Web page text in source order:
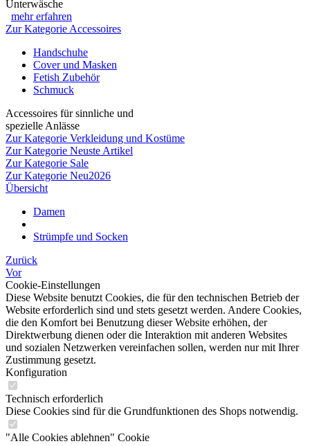
Unterwäsche
mehr erfahren
Zur Kategorie Accessoires
Handschuhe
Cover und Masken
Fetish Zubehör
Schmuck
Accessoires für sinnliche und
spezielle Anlässe
Zur Kategorie Verkleidung und Kostüme
Zur Kategorie Neuste Artikel
Zur Kategorie Sale
Zur Kategorie Neu2026
Übersicht
Damen
Strümpfe und Socken
Zurück
Vor
Cookie-Einstellungen
Diese Website benutzt Cookies, die für den technischen Betrieb der
Website erforderlich sind und stets gesetzt werden. Andere Cookies,
die den Komfort bei Benutzung dieser Website erhöhen, der
Direktwerbung dienen oder die Interaktion mit anderen Websites
und sozialen Netzwerken vereinfachen sollen, werden nur mit Ihrer
Zustimmung gesetzt.
Konfiguration
Technisch erforderlich
Diese Cookies sind für die Grundfunktionen des Shops notwendig.
"Alle Cookies ablehnen" Cookie